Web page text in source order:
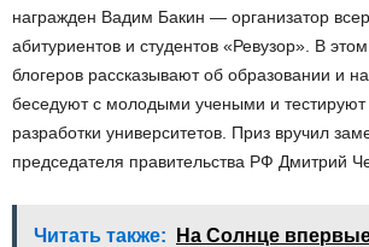
награжден Вадим Бакин — организатор
абитуриентов и студентов «Ревузор». В
блогеров рассказывают об образовании и
беседуют с молодыми учеными и
разработки университетов. Приз вручил
председателя правительства РФ Дмитрий
Читать также:
На Солнце